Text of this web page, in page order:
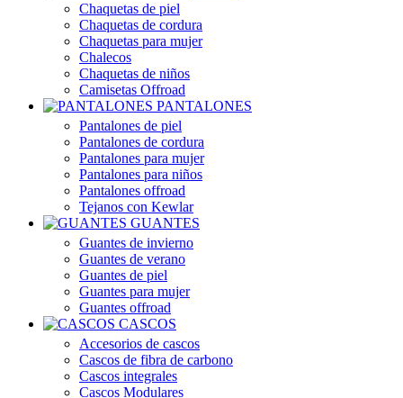
Chaquetas de piel
Chaquetas de cordura
Chaquetas para mujer
Chalecos
Chaquetas de niños
Camisetas Offroad
PANTALONES
Pantalones de piel
Pantalones de cordura
Pantalones para mujer
Pantalones para niños
Pantalones offroad
Tejanos con Kewlar
GUANTES
Guantes de invierno
Guantes de verano
Guantes de piel
Guantes para mujer
Guantes offroad
CASCOS
Accesorios de cascos
Cascos de fibra de carbono
Cascos integrales
Cascos Modulares